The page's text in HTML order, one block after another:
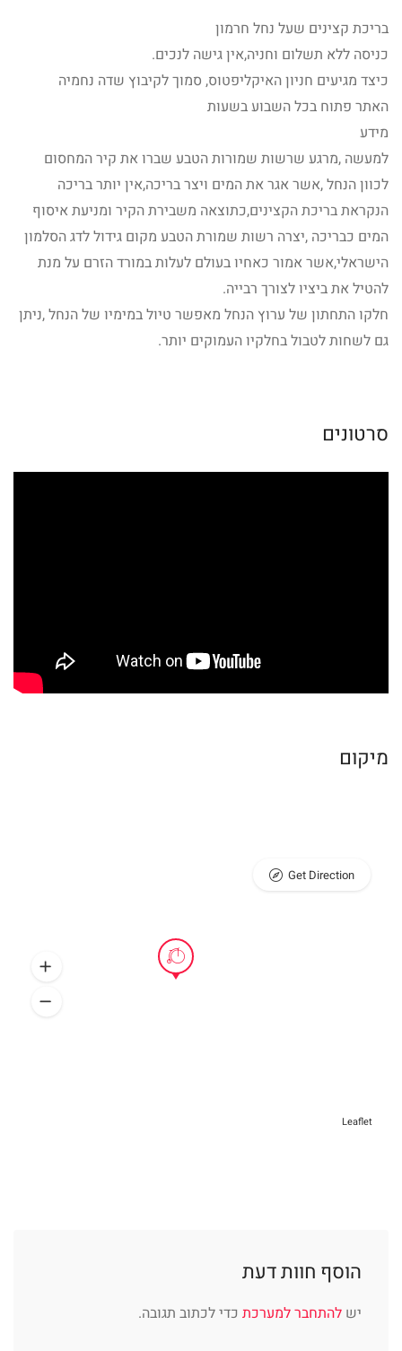
בריכת קצינים שעל נחל חרמון
כניסה ללא תשלום וחניה,אין גישה לנכים.
כיצד מגיעים חניון האיקליפטוס, סמוך לקיבוץ שדה נחמיה
האתר פתוח בכל השבוע בשעות
מידע
למעשה ,מרגע שרשות שמורות הטבע שברו את קיר המחסום
לכוון הנחל ,אשר אגר את המים ויצר בריכה,אין יותר בריכה
הנקראת בריכת הקצינים,כתוצאה משבירת הקיר ומניעת איסוף
המים כבריכה ,יצרה רשות שמורת הטבע מקום גידול לדג הסלמון
הישראלי,אשר אמור כאחיו בעולם לעלות במורד הזרם על מנת
להטיל את ביציו לצורך רבייה.
חלקו התחתון של ערוץ הנחל מאפשר טיול במימיו של הנחל ,ניתן
גם לשחות לטבול בחלקיו העמוקים יותר.
סרטונים
מיקום
Leaflet
Get Direction
הוסף חוות דעת
יש להתחבר למערכת כדי לכתוב תגובה.